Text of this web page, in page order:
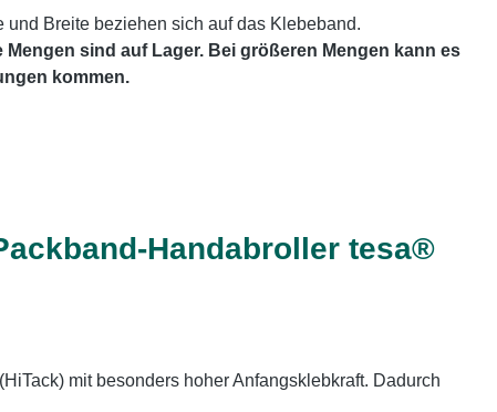
und Breite beziehen sich auf das Klebeband.
Mengen sind auf Lager. Bei größeren Mengen kann es
kommen.
Handabroller tesa®
mit besonders hoher Anfangsklebkraft. Dadurch